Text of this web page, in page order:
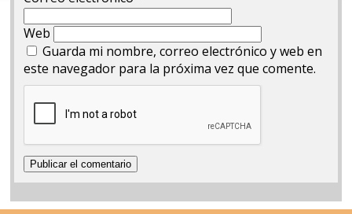
Web
Guarda mi nombre, correo electrónico y web en
este navegador para la próxima vez que comente.